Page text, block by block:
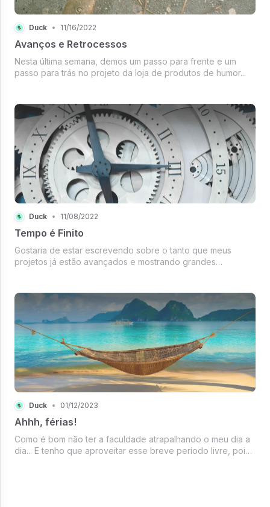
Duck • 11/16/2022
Avanços e Retrocessos
Nesta última semana, demos um passo para frente e um
passo para trás no projeto da loja de produtos de humor...
Duck • 11/08/2022
Tempo é Finito
Gostaria de estar escrevendo sobre o tanto que meus
projetos já estão avançados e mostrando grandes
demora se deve, em parte, à minha...
Duck • 01/12/2023
Ahhh, férias!
Como é bom não ter a faculdade atrapalhando o meu dia a
dia... E tenho que aproveitar esse breve período livre, pois